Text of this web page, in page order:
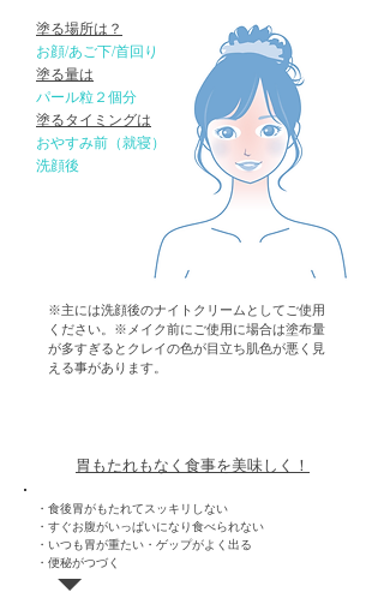
※主には洗顔後のナイトクリームとしてご使用
ください。※メイク前にご使用に場合は塗布量
が多すぎるとクレイの色が目立ち肌色が悪く見
える事があります。
塗る場所は？
​お顔/あご下/首回り
​塗る量は
​パール粒２個分
塗るタイミングは
おやすみ前（就寝）
​洗顔後
胃もたれもなく食事を美味しく！
・食後胃がもたれてスッキリしない
・すぐお腹がいっぱいになり食べられない
・いつも胃が重たい・ゲップがよく出る
・便秘がつづく